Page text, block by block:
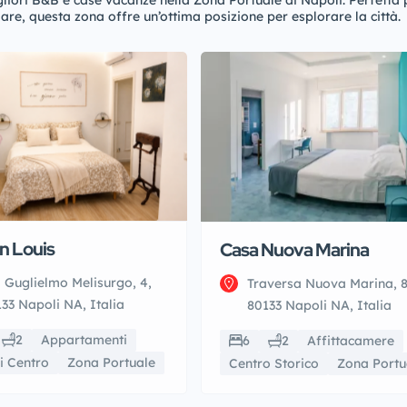
questa zona offre un’ottima posizione per esplorare la città.
Louis
Guglielmo Melisurgo, 4,
Napoli NA, Italia
2
Appartamenti
Centro
Zona Portuale
Casa Nuova Marina
Traversa Nuova Marina,
80133 Napoli NA, Italia
6 2
Affittacamere
Centro Storico
Zona